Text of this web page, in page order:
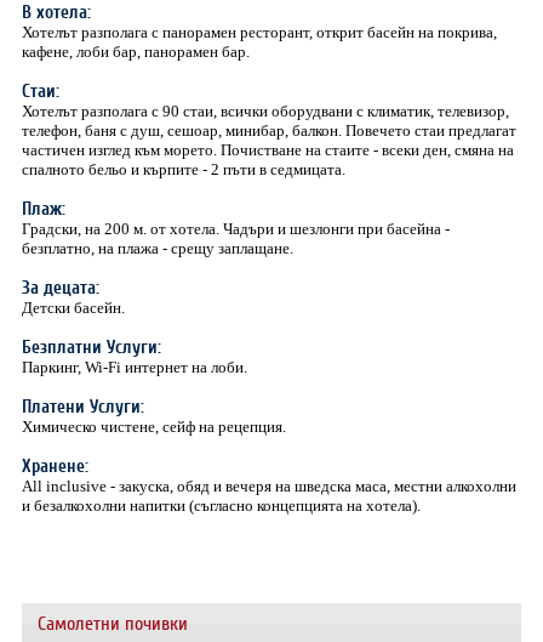
Самолетни почивки
В хотела:
Хотелът разполага с панорамен ресторант, открит басейн на покрива,
кафене, лоби бар, панорамен бар.
Стаи:
Хотелът разполага с 90 стаи, всички оборудвани с климатик, телевизор,
телефон, баня с душ, сешоар, минибар, балкон. Повечето стаи предлагат
частичен изглед към морето. Почистване на стаите - всеки ден, смяна на
спалното бельо и кърпите - 2 пъти в седмицата.
Плаж:
Градски, на 200 м. от хотела. Чадъри и шезлонги при басейна -
безплатно, на плажа - срещу заплащане.
За децата:
Детски басейн.
Безплатни Услуги:
Паркинг, Wi-Fi интернет на лоби.
Платени Услуги:
Химическо чистене, сейф на рецепция.
Хранене:
All inclusive - закуска, обяд и вечеря на шведска маса, местни алкохолни
и безалкохолни напитки (съгласно концепцията на хотела).